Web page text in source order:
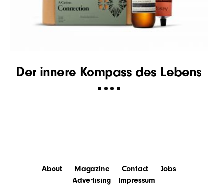
Der innere Kompass des Lebens
About Magazine Contact
Jobs
Advertising
Impressum